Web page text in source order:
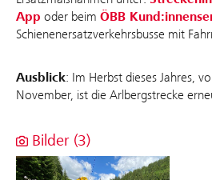
App oder beim ÖBB
Schienenersatzverkehrsbusse mit
Ausblick: Im Herbst dieses Jahres,
November, ist die Arlbergstrecke
Bilder (3)